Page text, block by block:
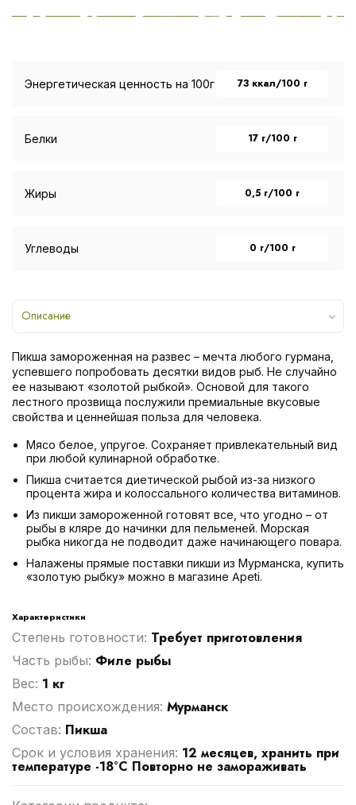
Энергетическая ценность на 100г 73 ккал/100 г
Белки 17 г/100 г
Жиры 0,5 г/100 г
Углеводы 0 г/100 г
Описание
Пикша замороженная на развес – мечта любого гурмана,
успевшего попробовать десятки видов рыб. Не случайно
ее называют «золотой рыбкой». Основой для такого
лестного прозвища послужили премиальные вкусовые
свойства и ценнейшая польза для человека.
Мясо белое, упругое. Сохраняет привлекательный вид
при любой кулинарной обработке.
Пикша считается диетической рыбой из-за низкого
процента жира и колоссального количества витаминов.
Из пикши замороженной готовят все, что угодно – от
рыбы в кляре до начинки для пельменей. Морская
рыбка никогда не подводит даже начинающего повара.
Налажены прямые поставки пикши из Мурманска, купить
«золотую рыбку» можно в магазине Apeti.
Характеристики
Степень готовности: Требует приготовления
Часть рыбы: Филе рыбы
Вес: 1 кг
Место происхождения: Мурманск
Cостав: Пикша
Срок и условия хранения: 12 месяцев, хранить при
температуре -18°C Повторно не замораживать